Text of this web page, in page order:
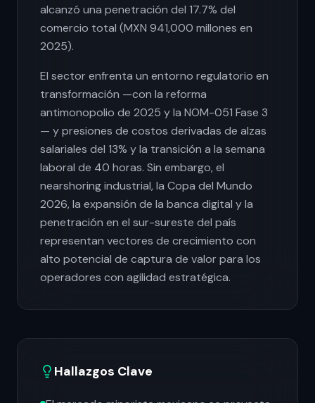
alcanzó una penetración del 17.7% del
comercio total (MXN 941,000 millones en
2025).
El sector enfrenta un entorno regulatorio en
transformación —con la reforma
antimonopolio de 2025 y la NOM-051 Fase 3
— y presiones de costos derivadas de alzas
salariales del 13% y la transición a la semana
laboral de 40 horas. Sin embargo, el
nearshoring industrial, la Copa del Mundo
2026, la expansión de la banca digital y la
penetración en el sur-sureste del país
representan vectores de crecimiento con
alto potencial de captura de valor para los
operadores con agilidad estratégica.
Hallazgos Clave